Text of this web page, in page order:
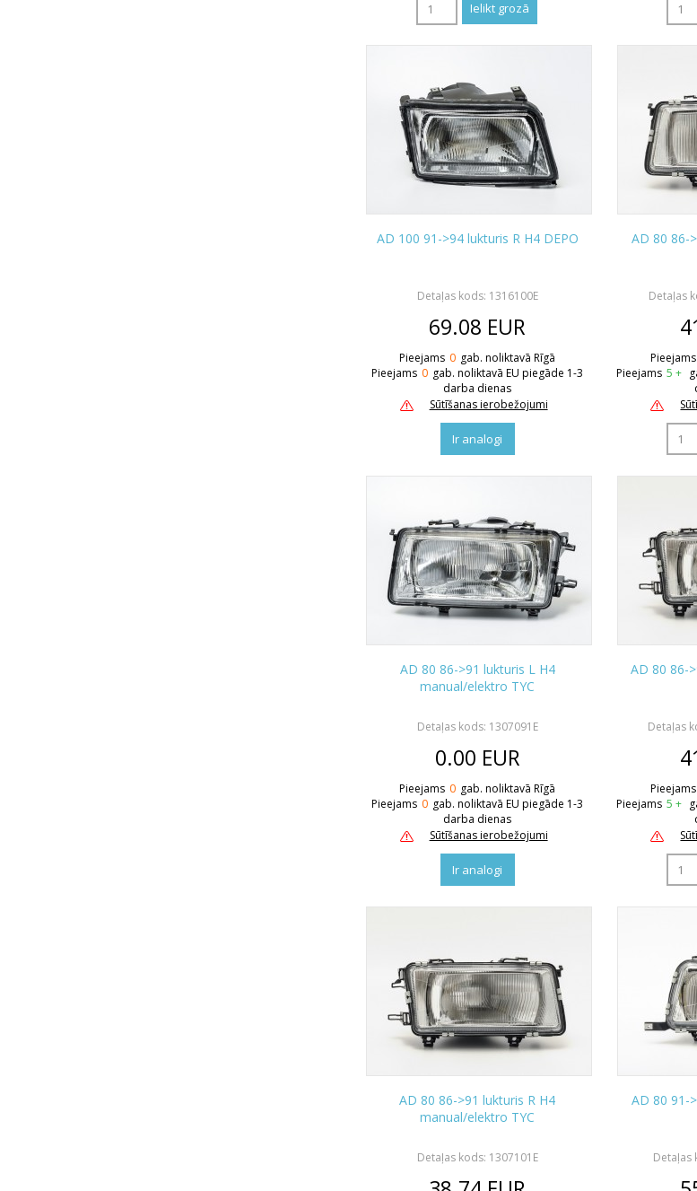
AD 100 91->94 lukturis R H4 DEPO
Detaļas kods: 1316100E
69.08 EUR
Pieejams 0 gab. noliktavā Rīgā
Pieejams 0 gab. noliktavā EU piegāde 1-3
darba dienas
Sūtīšanas ierobežojumi
Ir analogi
AD 80 86-
Detaļas
Pieejams
Pieejams 5 +
AD 80 86->91 lukturis L H4
manual/elektro TYC
Detaļas kods: 1307091E
0.00 EUR
Pieejams 0 gab. noliktavā Rīgā
Pieejams 0 gab. noliktavā EU piegāde 1-3
darba dienas
Sūtīšanas ierobežojumi
Ir analogi
AD 80 86-
Detaļas
Pieejams
Pieejams 5 +
AD 80 86->91 lukturis R H4
manual/elektro TYC
Detaļas kods: 1307101E
AD 80 91-
Detaļas